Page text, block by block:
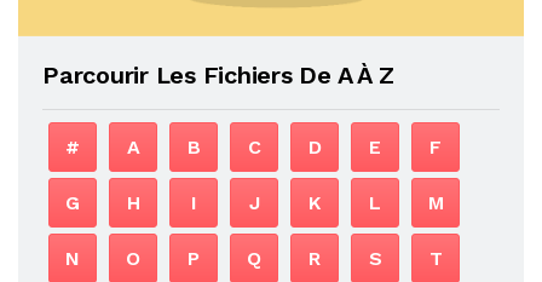
Parcourir Les Fichiers De A À Z
# A B C D E F
G H I J K L M
N O P Q R S T